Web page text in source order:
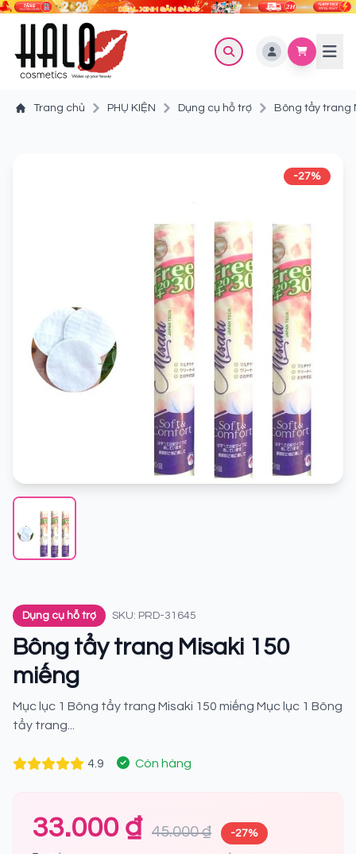
Trang chủ PHỤ KIỆN Dụng cụ hỗ trợ Bông tẩy trang
-27%
Dụng cụ hỗ trợ SKU: PRD-31645
Bông tẩy trang Misaki 150
miếng
Mục lục 1 Bông tẩy trang Misaki 150 miếng Mục lục 1 Bông
tẩy trang...
4.9 Còn hàng
33.000 ₫ 45.000 ₫ -27%